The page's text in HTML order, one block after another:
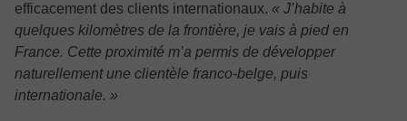
efficacement des clients internationaux. « J’habite à
quelques kilomètres de la frontière, je vais à pied en
France. Cette proximité m’a permis de développer
naturellement une clientèle franco-belge, puis
internationale. »